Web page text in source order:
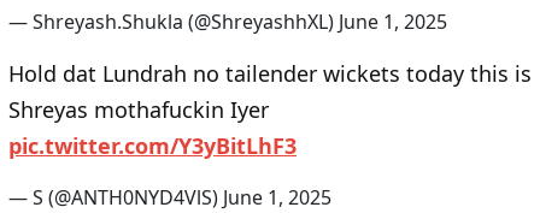
— Shreyash.Shukla (@ShreyashhXL) June 1, 2025
Hold dat Lundrah no tailender wickets today this is
Shreyas mothafuckin Iyer
pic.twitter.com/Y3yBitLhF3
— S (@ANTH0NYD4VlS) June 1, 2025